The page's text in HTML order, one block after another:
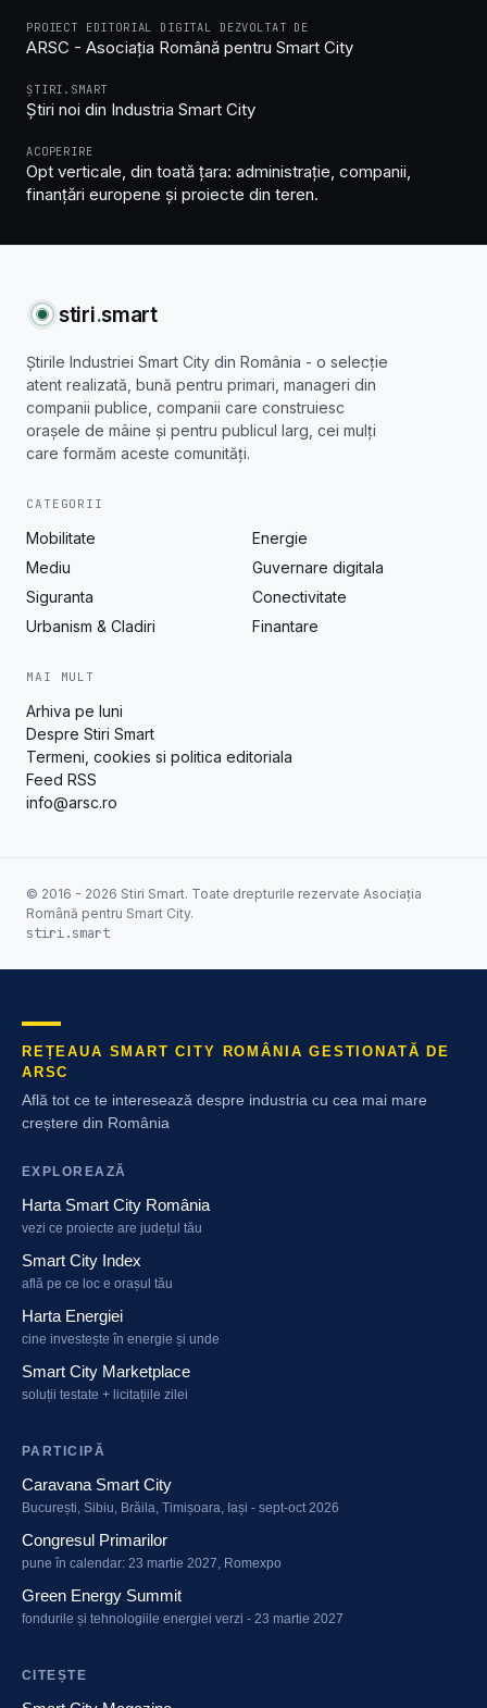
PROIECT EDITORIAL DIGITAL DEZVOLTAT DE
ARSC - Asociația Română pentru Smart City
ȘTIRI.SMART
Știri noi din Industria Smart City
ACOPERIRE
Opt verticale, din toată țara: administrație, companii,
finanțări europene și proiecte din teren.
stiri.smart
Știrile Industriei Smart City din România - o selecție
atent realizată, bună pentru primari, manageri din
companii publice, companii care construiesc
orașele de mâine și pentru publicul larg, cei mulți
care formăm aceste comunități.
CATEGORII
Mobilitate
Energie
Mediu
Guvernare digitala
Siguranta
Conectivitate
Urbanism & Cladiri
Finantare
MAI MULT
Arhiva pe luni
Despre Stiri Smart
Termeni, cookies si politica editoriala
Feed RSS
info@arsc.ro
© 2016 - 2026 Stiri Smart. Toate drepturile rezervate Asociația
Română pentru Smart City.
stiri.smart
REȚEAUA SMART CITY ROMÂNIA GESTIONATĂ DE
ARSC
Află tot ce te interesează despre industria cu cea mai mare
creștere din România
EXPLOREAZĂ
Harta Smart City România
vezi ce proiecte are județul tău
Smart City Index
află pe ce loc e orașul tău
Harta Energiei
cine investește în energie și unde
Smart City Marketplace
soluții testate + licitațiile zilei
PARTICIPĂ
Caravana Smart City
București, Sibiu, Brăila, Timișoara, Iași - sept-oct 2026
Congresul Primarilor
pune în calendar: 23 martie 2027, Romexpo
Green Energy Summit
fondurile și tehnologiile energiei verzi - 23 martie 2027
CITEȘTE